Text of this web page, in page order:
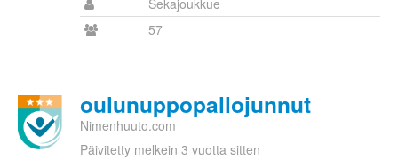
Sekajoukkue
57
oulunuppopallojunnut
Nimenhuuto.com
Päivitetty melkein 3 vuotta sitten